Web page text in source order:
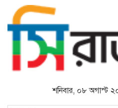
শনিবার, ০৮ অগাস্ট